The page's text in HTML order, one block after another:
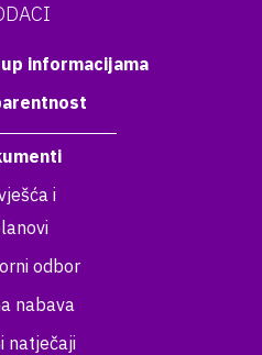
informacijama
i
odbor
nabava
natječaji